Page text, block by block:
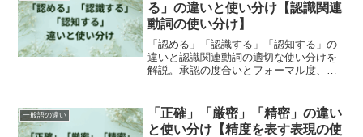
る」の違いと使い分け【認識関連
動詞の使い分け】
「認める」「認識する」「認知する」の
違いと認識関連動詞の適切な使い分けを
解説。承認の度合いとフォーマル度、文
一般語の違い
「正確」「厳密」「精密」の違い
と使い分け【精度を表す表現の使